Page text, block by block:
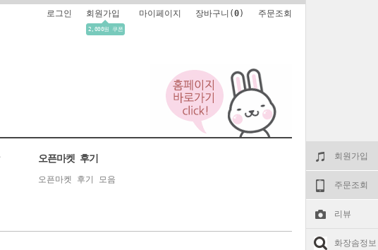
회원가입
주문조회
리뷰
화장솜정보
로그인 회원가입
2,000원 쿠폰
마이페이지 장바구니(0) 주문조회
오픈마켓 후기
오픈마켓 후기 모음